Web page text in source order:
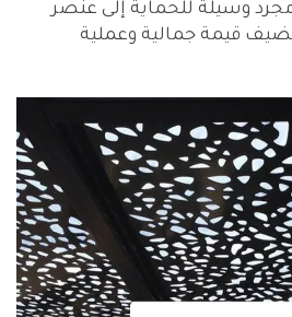
وسيلة للحماية إلى عنصر
قيمة جمالية وعملية